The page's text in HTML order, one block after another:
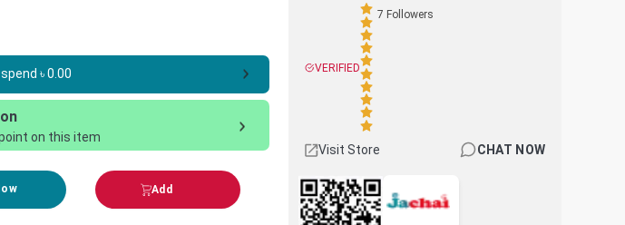
৳0.00
on this item
Add
VERIFIED
7 Followers
Visit Store CHAT NOW